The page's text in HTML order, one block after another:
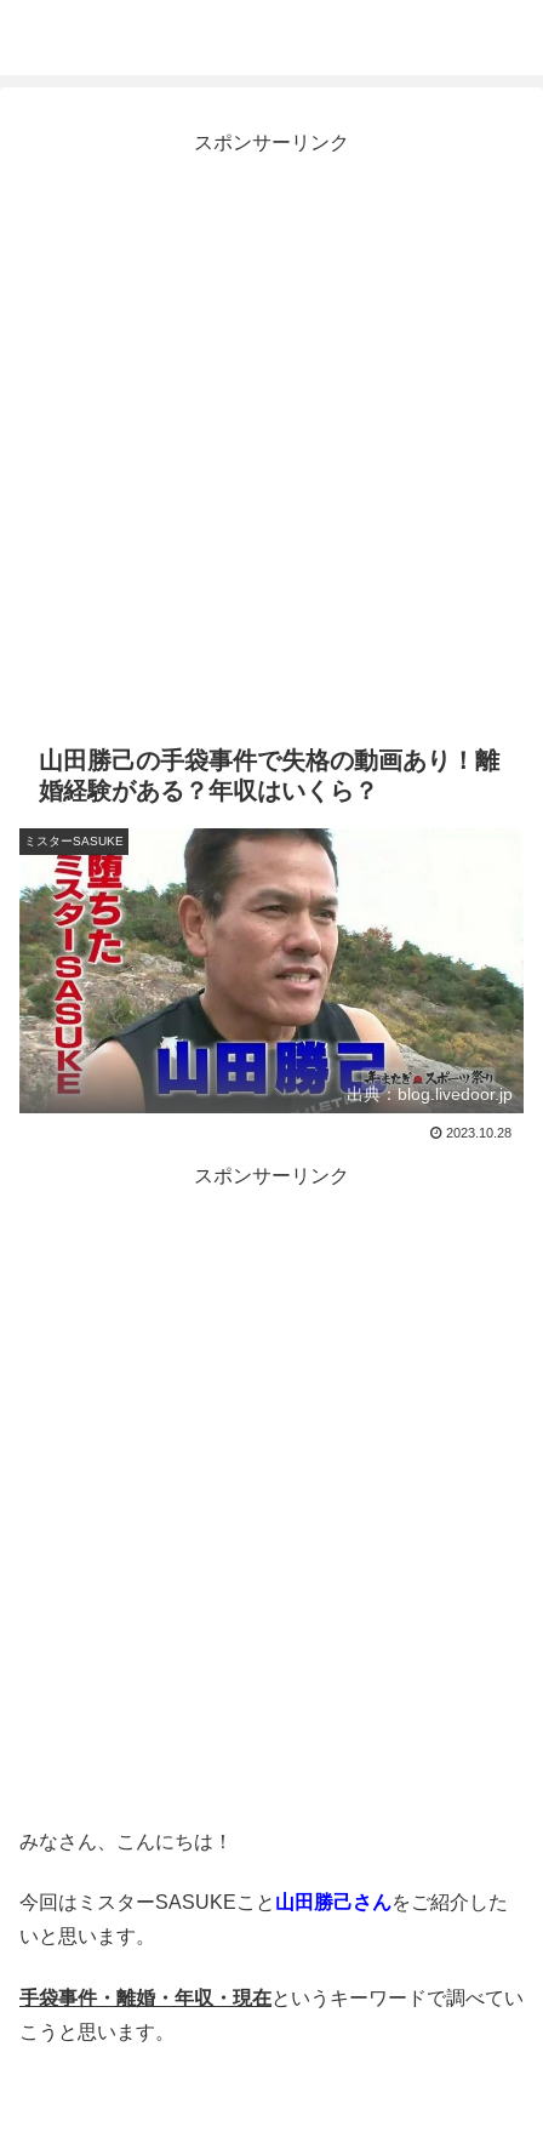
スポンサーリンク
山田勝己の手袋事件で失格の動画あり！離
婚経験がある？年収はいくら？
ミスターSASUKE
出典：blog.livedoor.jp
2023.10.28
スポンサーリンク
みなさん、こんにちは！
今回はミスターSASUKEこと 山田勝己さんをご紹介した
いと思います。
手袋事件・離婚・年収・現在というキーワードで調べてい
こうと思います。